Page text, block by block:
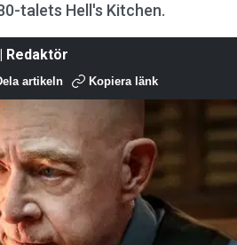
talets Hell's Kitchen.
Redaktör
artikeln Kopiera länk